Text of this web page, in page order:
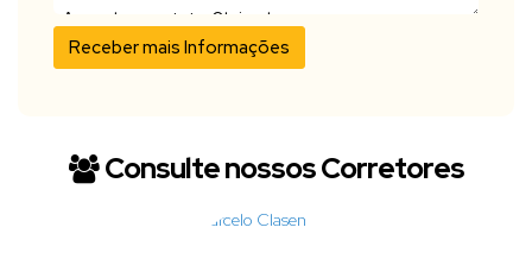
Consulte nossos Corretores